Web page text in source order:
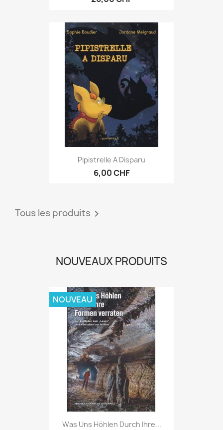
Pipistrelle A Disparu
6,00 CHF
Tous les produits 
NOUVEAUX PRODUITS
Was Uns Höhlen Durch Ihre...
NOUVEAU